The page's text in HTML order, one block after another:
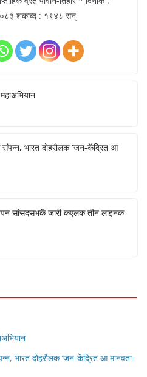
शकाब्द : १९४८ सन्
भारत दोहरौलक ‘जन-केंद्रित आ
सांसदसभकेँ जारी कएलक तीन लाइनक
भारत दोहरौलक ‘जन-केंद्रित आ मानवता-